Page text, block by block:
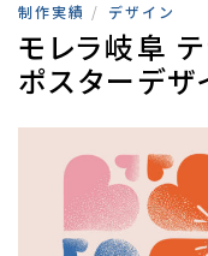
制作実績 / デザイン
モレラ岐阜
ポスターデザ